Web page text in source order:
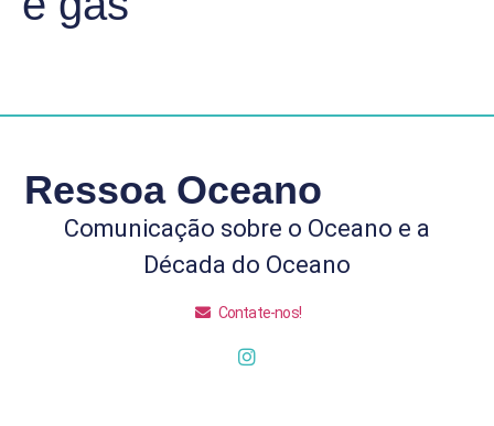
Ressoa Oceano
Comunicação sobre o Oceano e a
Década do Oceano
Contate-nos!